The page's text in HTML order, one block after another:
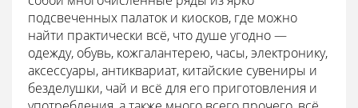
подсвеченных палаток и киосков, где можно
найти практически всё, что душе угодно —
одежду, обувь, кожгалантерею, часы, электронику,
аксессуары, антиквариат, китайские сувениры и
безделушки, чай и всё для его приготовления и